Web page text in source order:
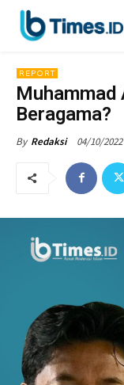
REPORT
Muhammad
Beragama?
By Redaksi 04/10/2022